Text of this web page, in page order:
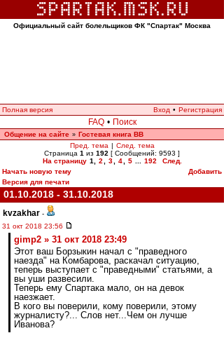
Официальный сайт болельщиков ФК "Спартак" Москва
Полная версия Вход • Регистрация
FAQ • Поиск
Общение на сайте » Гостевая книга ВВ
Пред. тема | След. тема
Страница 1 из 192 [ Сообщений: 9593 ]
На страницу 1 2 3 4 5 192
След.
Начать новую тему
Добавить
Версия для печати
01.10.2018 - 31.10.2018
kvzakhar -
31 окт 2018 23:56
gimp2 » 31 окт 2018 23:49
Этот ваш Борзыкин начал с "праведного
наезда" на Комбарова, раскачал ситуацию,
теперь выступает с "праведными" статьями, а
вы уши развесили.
Теперь ему Спартака мало, он на девок
наезжает.
В кого вы поверили, кому поверили, этому
журналисту?... Слов нет...Чем он лучше
Иванова?